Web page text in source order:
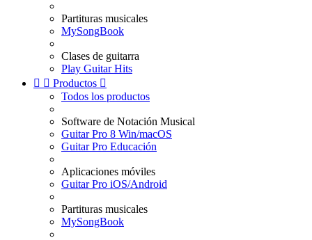
Partituras musicales
MySongBook
Clases de guitarra
Play Guitar Hits
  Productos 
Todos los productos
Software de Notación Musical
Guitar Pro 8 Win/macOS
Guitar Pro Educación
Aplicaciones móviles
Guitar Pro iOS/Android
Partituras musicales
MySongBook